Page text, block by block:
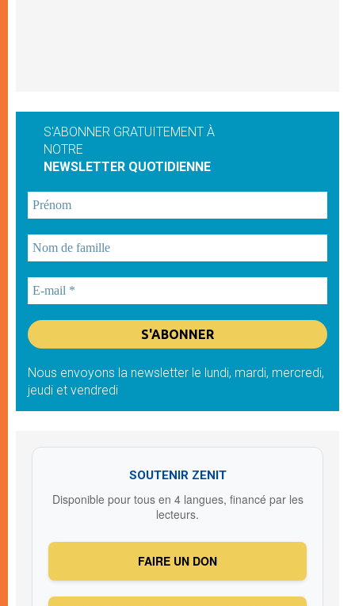
S'ABONNER GRATUITEMENT À
NOTRE
NEWSLETTER QUOTIDIENNE
Nous envoyons la newsletter le lundi, mardi, mercredi,
jeudi et vendredi
SOUTENIR ZENIT
Disponible pour tous en 4 langues, financé par les
lecteurs.
FAIRE UN DON